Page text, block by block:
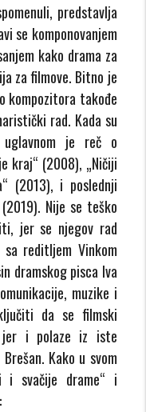
predstavlja
se komponovanjem
kako drama za
za filmove. Bitno je
kompozitora takođe
rad. Kada su
je reč o
kraj“ (2008), „Ničiji
(2013), i poslednji
Nije se teško
jer se njegov rad
reditljem Vinkom
dramskog pisca Iva
muzike i
da se filmski
jer i polaze iz iste
Kako u svom
i svačije drame“ i